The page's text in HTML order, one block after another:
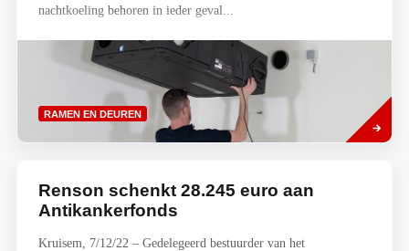
nachtkoeling behoren in ieder geval...
RAMEN EN DEUREN
meer
Renson schenkt 28.245 euro aan
Antikankerfonds
Kruisem, 7/12/22 – Gedelegeerd bestuurder van het